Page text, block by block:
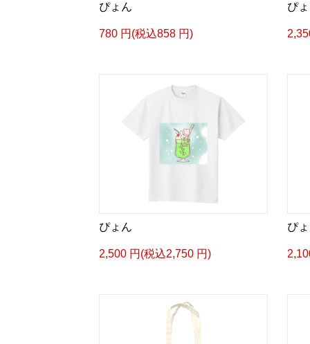
ぴょん
780 円(税込858 円)
ぴ
ぴょん
2,500 円(税込2,750 円)
ぴ